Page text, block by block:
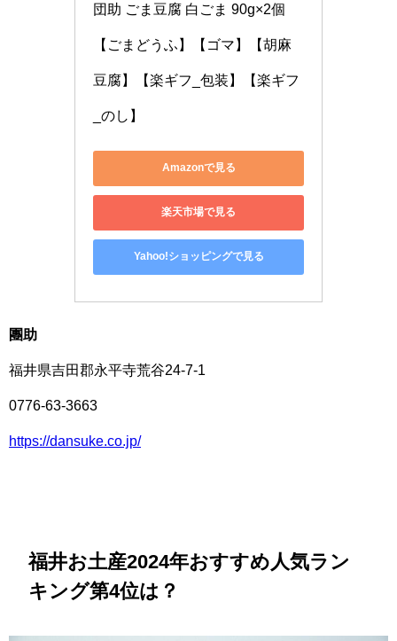
団助 ごま豆腐 白ごま 90g×2個
【ごまどうふ】【ゴマ】【胡麻
豆腐】【楽ギフ_包装】【楽ギフ
_のし】
Amazonで見る
楽天市場で見る
Yahoo!ショッピングで見る
團助
福井県吉田郡永平寺荒谷24-7-1
0776-63-3663
https://dansuke.co.jp/
福井お土産2024年おすすめ人気ラン
キング第4位は？